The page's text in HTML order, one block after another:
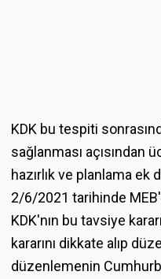
KDK bu tespiti
sağlanması açısından
hazırlık ve planlama
2/6/2021 tarihinde
KDK'nın bu tavsiye
kararını dikkate alıp
düzenlemenin